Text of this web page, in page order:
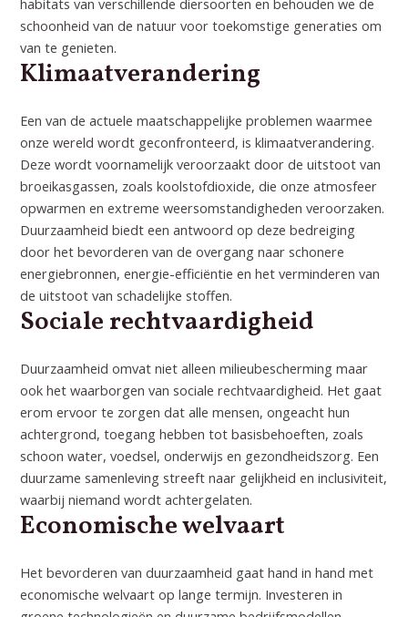
schoonheid van de natuur voor toekomstige generaties om
van te genieten.
Klimaatverandering
Een van deactuele maatschappelijke problemenwaarmee
onze wereld wordt geconfronteerd, is klimaatverandering.
Deze wordt voornamelijk veroorzaakt door de uitstoot van
broeikasgassen, zoals koolstofdioxide, die onze atmosfeer
opwarmen en extreme weersomstandigheden veroorzaken.
Duurzaamheid biedt een antwoord op deze bedreiging
door het bevorderen van de overgang naar schonere
energiebronnen, energie-efficiëntie en het verminderen van
de uitstoot van schadelijke stoffen.
Sociale rechtvaardigheid
Duurzaamheid omvat niet alleen milieubescherming maar
ook het waarborgen van sociale rechtvaardigheid. Het gaat
erom ervoor te zorgen dat alle mensen, ongeacht hun
achtergrond, toegang hebben tot basisbehoeften, zoals
schoon water, voedsel, onderwijs en gezondheidszorg. Een
duurzame samenleving streeft naar gelijkheid en inclusiviteit,
waarbij niemand wordt achtergelaten.
Economische welvaart
Het bevorderen van duurzaamheid gaat hand in hand met
economische welvaart op lange termijn. Investeren in